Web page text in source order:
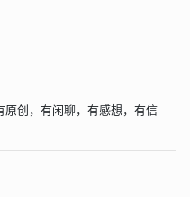
原创，有闲聊，有感想，有信